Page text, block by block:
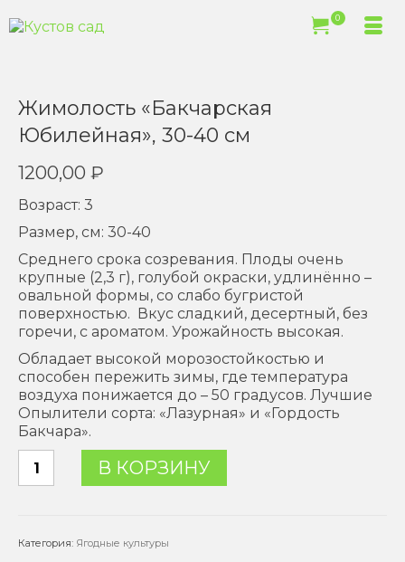
0
Жимолость «Бакчарская
Юбилейная», 30-40 см
1200,00 ₽
Возраст: 3
Размер, см: 30-40
Среднего срока созревания. Плоды очень
крупные (2,3 г), голубой окраски, удлинённо –
овальной формы, со слабо бугристой
поверхностью. Вкус сладкий, десертный, без
горечи, с ароматом. Урожайность высокая.
Обладает высокой морозостойкостью и
способен пережить зимы, где температура
воздуха понижается до – 50 градусов. Лучшие
Опылители сорта: «Лазурная» и «Гордость
Бакчара».
Количество
товара
30-
В КОРЗИНУ
Категория: Ягодные культуры